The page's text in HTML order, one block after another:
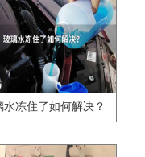
水冻住了如何解决？